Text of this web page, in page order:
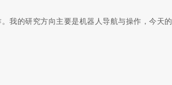
我的研究方向主要是机器人导航与操作，今天的